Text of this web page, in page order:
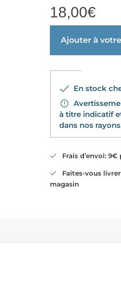
18,00€
Ajouter à
En stock
à titre indicatif
dans nos
Frais d’envoi: 9€
Faites-vous livrer
magasin